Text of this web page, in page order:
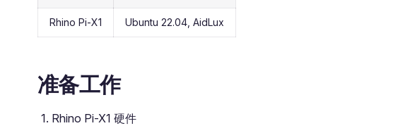
Rhino Pi-X1 Ubuntu 22.04, AidLux
准备工作
Rhino Pi-X1 硬件